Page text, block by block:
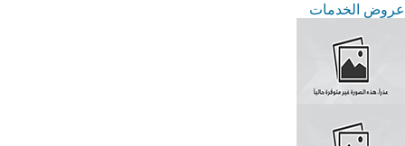
عروض الخدمات